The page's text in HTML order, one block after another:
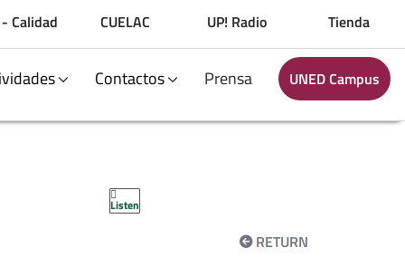
Calidad CUELAC UP! Radio Tienda
Contactos Prensa UNED Campus
Listen
RETURN